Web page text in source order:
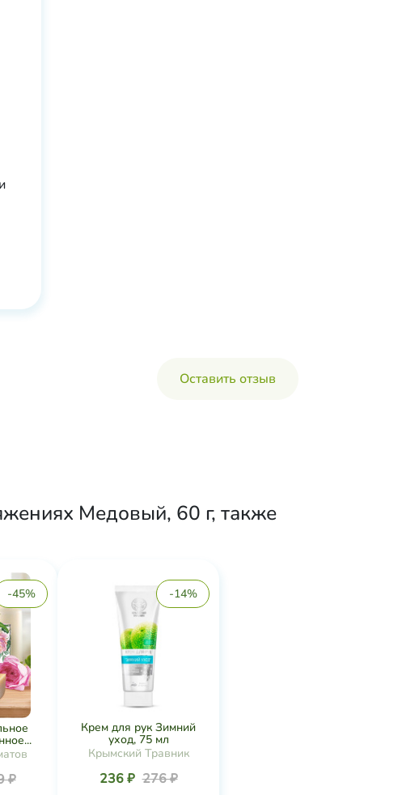
Оставить отзыв
Медовый, 60 г, также
-45%
₽
-14%
Крем для рук Зимний
уход, 75 мл
Крымский Травник
236 ₽ 276 ₽